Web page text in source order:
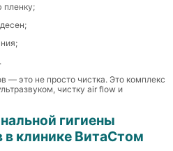
пленку;
— это не просто чистка. Это комплекс
чистку air flow и
гигиены
в клинике ВитаСтом